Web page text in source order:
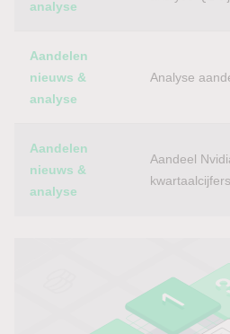
analyse
Aandelen
nieuws &
analyse
Analyse
Aandelen
nieuws &
analyse
Aandeel